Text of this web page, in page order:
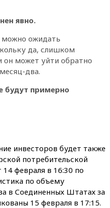
явно.
можно ожидать
да, слишком
он может уйти обратно
два.
будут примерно
инвесторов будет также
потребительской
февраля в 16:30 по
по объему
в Соединенных Штатах за
15 февраля в 17:15.